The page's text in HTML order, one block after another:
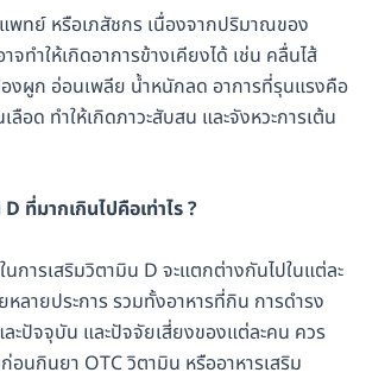
พทย์ หรือเภสัชกร เนื่องจากปริมาณของ
ทำให้เกิดอาการข้างเคียงได้ เช่น คลื่นไส้
องผูก อ่อนเพลีย น้ำหนักลด อาการที่รุนแรงคือ
ลือด ทำให้เกิดภาวะสับสน และจังหวะการเต้น
ที่มากเกินไปคือเท่าไร ?
นการเสริมวิตามิน D จะแตกต่างกันไปในแต่ละ
ายประการ รวมทั้งอาหารที่กิน การดำรง
ปัจจุบัน และปัจจัยเสี่ยงของแต่ละคน ควร
นกินยา OTC วิตามิน หรืออาหารเสริม